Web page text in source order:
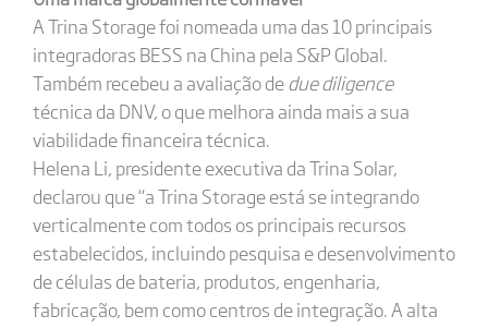
A Trina Storage foi nomeada uma das 10 principais
integradoras BESS na China pela S&P Global.
Também recebeu a avaliação dedue diligence
técnica da DNV, o que melhora ainda mais a sua
viabilidade financeira técnica.
Helena Li, presidente executiva da Trina Solar,
declarou que “a Trina Storage está se integrando
verticalmente com todos os principais recursos
estabelecidos, incluindo pesquisa e desenvolvimento
de células de bateria, produtos, engenharia,
fabricação, bem como centros de integração. A alta